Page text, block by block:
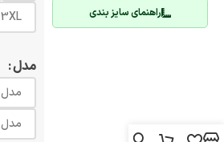
راهنمای سایز بندی
3XL
مدل
مدل 1
مدل 3